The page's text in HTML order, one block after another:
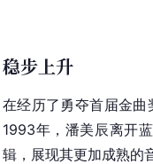
稳步上升
在经历了勇夺首届金
1993年，潘美辰离开
辑，展现其更加成熟的